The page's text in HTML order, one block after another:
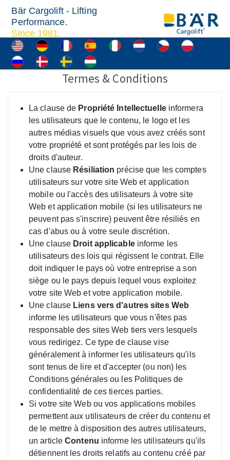
Bär Cargolift - Lifting
Performance.
Since 1981.
Termes & Conditions
La clause de Propriété Intellectuelleinformera
les utilisateurs que le contenu, le logo et les
autres médias visuels que vous avez créés sont
votre propriété et sont protégés par les lois de
droits d'auteur.
Une clause Résiliation précise que les comptes
utilisateurs sur votre site Web et application
mobile ou l'accès des utilisateurs à votre site
Web et application mobile (si les utilisateurs ne
peuvent pas s'inscrire) peuvent être résiliés en
cas d'abus ou à votre seule discrétion.
Une clause Droit applicableinforme les
utilisateurs des lois qui régissent le contrat. Elle
doit indiquer le pays où votre entreprise a son
siège ou le pays depuis lequel vous exploitez
votre site Web et votre application mobile.
Une clause Liens vers d'autres sites Web
informe les utilisateurs que vous n'êtes pas
responsable des sites Web tiers vers lesquels
vous redirigez. Ce type de clause vise
généralement à informer les utilisateurs qu'ils
sont tenus de lire et d'accepter (ou non) les
Conditions générales ou les Politiques de
confidentialité de ces tierces parties.
Si votre site Web ou vos applications mobiles
permettent aux utilisateurs de créer du contenu et
de le mettre à disposition des autres utilisateurs,
un articleContenu informe les utilisateurs qu'ils
détiennent les droits relatifs au contenu créé par